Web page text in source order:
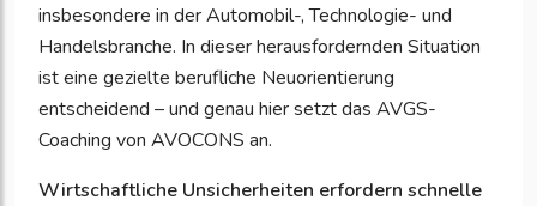
insbesondere in der Automobil-, Technologie- und
Handelsbranche. In dieser herausfordernden Situation
ist eine gezielte berufliche Neuorientierung
entscheidend – und genau hier setzt das AVGS-
Coaching von AVOCONS an.
Wirtschaftliche Unsicherheiten erfordern schnelle